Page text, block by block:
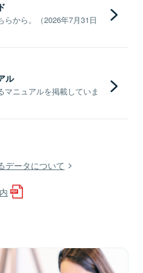
から。（2026年7月31日
ル
ニュアルを掲載していま
データについて